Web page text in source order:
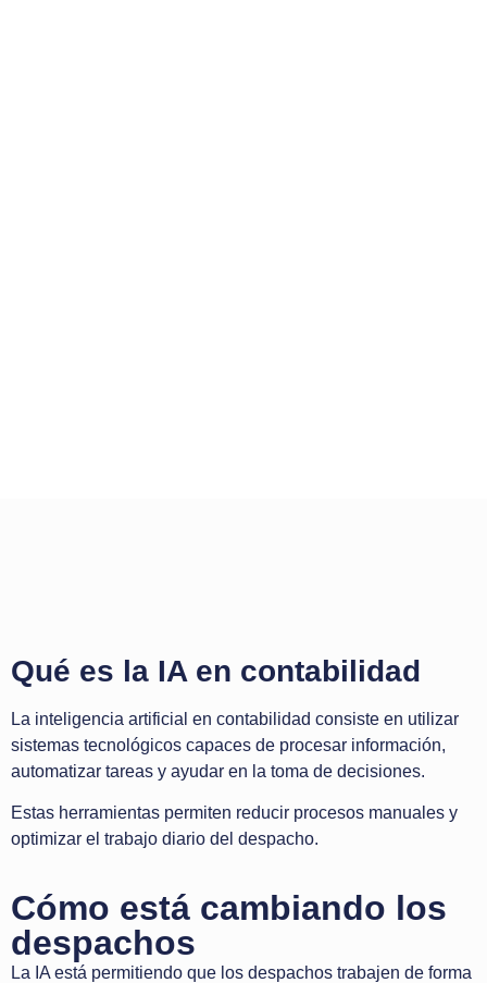
Qué es la IA en contabilidad
La inteligencia artificial en contabilidad consiste en utilizar
sistemas tecnológicos capaces de procesar información,
automatizar tareas y ayudar en la toma de decisiones.
Estas herramientas permiten reducir procesos manuales y
optimizar el trabajo diario del despacho.
Cómo está cambiando los
despachos
La IA está permitiendo que los despachos trabajen de forma